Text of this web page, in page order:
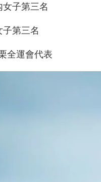
子第三名
第三名
全運會代表